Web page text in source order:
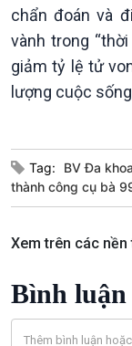
chẩn đoán và
vành trong
giảm tỷ lệ tử
lượng cuộc
Tag: BV Đa
thành công cụ bà
Xem trên các
Bình luận